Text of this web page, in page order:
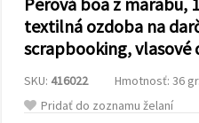
všetkých
súborov
cookie
na "Prijať
všetky!"
Alebo
textilná ozdoba na
scrapbooking, vlasové
SKU: 416022 Hmotnosť: 36 gr.
Pridať do zoznamu želaní